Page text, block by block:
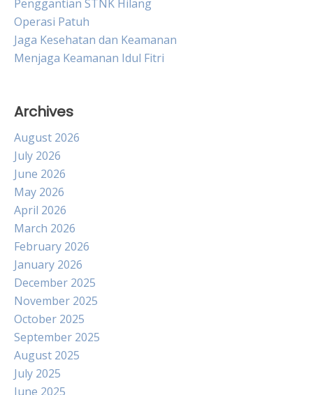
Penggantian STNK Hilang
Operasi Patuh
Jaga Kesehatan dan Keamanan
Menjaga Keamanan Idul Fitri
Archives
August 2026
July 2026
June 2026
May 2026
April 2026
March 2026
February 2026
January 2026
December 2025
November 2025
October 2025
September 2025
August 2025
July 2025
June 2025